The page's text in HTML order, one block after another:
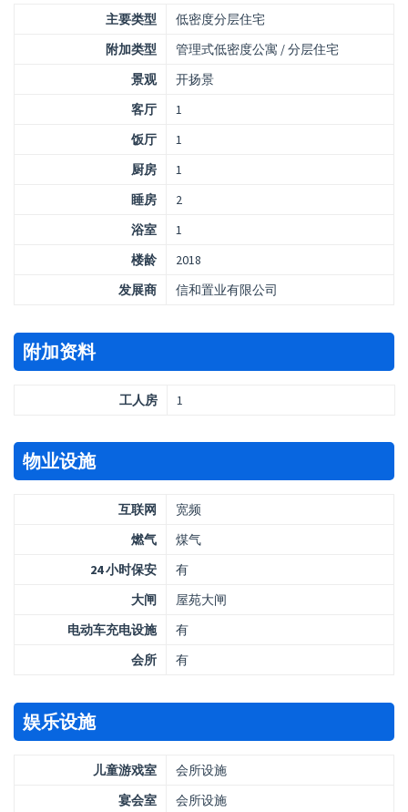
主要类型
低密度分层住宅
附加类型
管理式低密度公寓 / 分层住宅
景观
开扬景
客厅
1
饭厅
1
厨房
1
睡房
2
浴室
1
楼龄
2018
发展商
信和置业有限公司
附加资料
工人房 1
物业设施
互联网
宽频
燃气
煤气
24 小时保安
有
大闸
屋苑大闸
电动车充电设施
有
会所
有
娱乐设施
儿童游戏室
会所设施
宴会室
会所设施